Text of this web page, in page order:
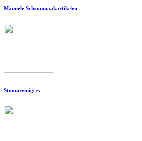
Manuele Schoonmaakartikelen
Stoomreinigers